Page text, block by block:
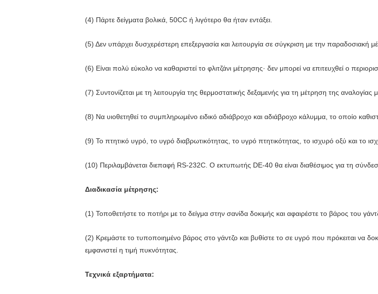
(4) Πάρτε δείγματα βολικά, 50CC ή λιγότερο θα ήταν εντάξει.
(5) Δεν υπάρχει δυσχερέστερη επεξεργασία και λειτουργία σε σύγκριση με την παραδοσιακή
(6) Είναι πολύ εύκολο να καθαριστεί το φλιτζάνι μέτρησης· δεν μπορεί να επιτευχθεί ο
(7) Συντονίζεται με τη λειτουργία της θερμοστατικής δεξαμενής για τη μέτρηση της
(8) Να υιοθετηθεί το συμπληρωμένο ειδικό αδιάβροχο και αδιάβροχο κάλυμμα, το οποίο
(9) Το πτητικό υγρό, το υγρό διαβρωτικότητας, το υγρό πτητικότητας, το ισχυρό οξύ και το
(10) Περιλαμβάνεται διεπαφή RS-232C. Ο εκτυπωτής DE-40 θα είναι διαθέσιμος για τη
Διαδικασία μέτρησης:
(1) Τοποθετήστε το ποτήρι με το δείγμα στην σανίδα δοκιμής και αφαιρέστε το βάρος του
(2) Κρεμάστε το τυποποιημένο βάρος στο γάντζο και βυθίστε το σε υγρό που πρόκειται να
εμφανιστεί η τιμή πυκνότητας.
Τεχνικά εξαρτήματα: